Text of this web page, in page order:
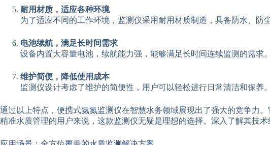
耐用材质，适应各种环境
为了适应不同的工作环境，监测仪采用耐用材质制造，具备防水、防
电池续航，满足长时间需求
设备内置大容量电池，续航能力强，能够满足长时间连续监测的需求
维护简便，降低使用成本
监测仪设计考虑了维护的简便性，用户可以轻松进行日常清洁和保养
通过以上特点，便携式氨氮监测仪在智慧水务领域展现出了强大的竞争力
精准水质管理的用户来说，这款监测仪无疑是理想的选择。深入了解其技